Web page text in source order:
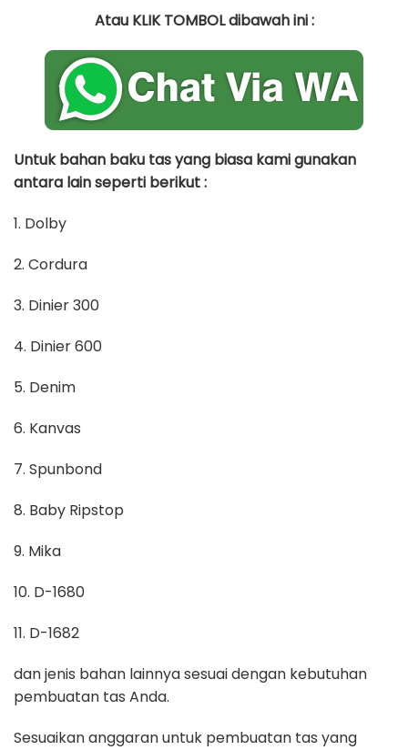
Atau KLIK TOMBOL dibawah ini :
Untuk bahan baku tas yang biasa kami gunakan
antara lain seperti berikut :
1. Dolby
2. Cordura
3. Dinier 300
4. Dinier 600
5. Denim
6. Kanvas
7. Spunbond
8. Baby Ripstop
9. Mika
10. D-1680
11. D-1682
dan jenis bahan lainnya sesuai dengan kebutuhan
pembuatan tas Anda.
Sesuaikan anggaran untuk pembuatan tas yang